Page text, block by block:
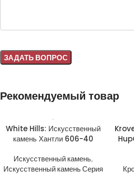
Рекомендуемый товар
White Hills: Искусственный
камень Хантли 606-40
Искусственный камень,
Искусственный камень Серия